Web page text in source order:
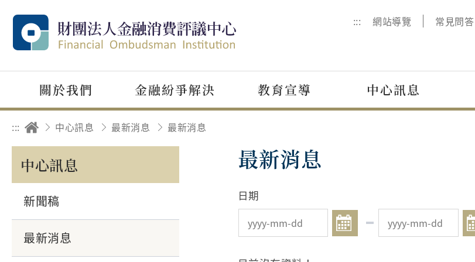
::: 網站導覽 常見問答
關於我們 金融紛爭解決 教育宣導 中心訊息
::: 中心訊息 最新消息 最新消息
中心訊息
新聞稿
最新消息
最新消息
日期